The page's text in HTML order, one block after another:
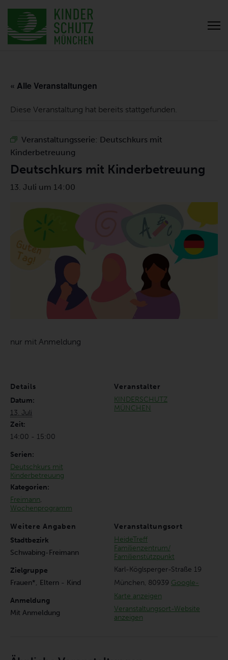
« Alle Veranstaltungen
Diese Veranstaltung hat bereits stattgefunden.
Veranstaltungsserie: Deutschkurs mit
Kinderbetreuung
Deutschkurs mit Kinderbetreuung
13. Juli um 14:00
nur mit Anmeldung
Details
Datum:
13. Juli
Zeit:
14:00 - 15:00
Serien:
Deutschkurs mit
Kinderbetreuung
Kategorien:
Freimann,
Wochenprogramm
Veranstaltungsort
HeideTreff
Familienzentrum/
Familienstützpunkt
Karl-Köglsperger-Straße 19
München, 80939 Google-
Karte anzeigen
Veranstaltungsort-Website
anzeigen
Veranstalter
KINDERSCHUTZ
MÜNCHEN
Weitere Angaben
Stadtbezirk
Schwabing-Freimann
Zielgruppe
Frauen*, Eltern - Kind
Anmeldung
Mit Anmeldung